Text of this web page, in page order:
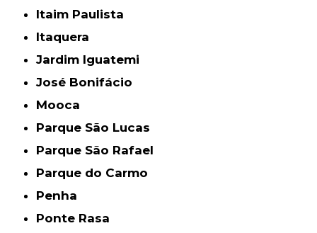
Itaim Paulista
Itaquera
Jardim Iguatemi
José Bonifácio
Mooca
Parque São Lucas
Parque São Rafael
Parque do Carmo
Penha
Ponte Rasa